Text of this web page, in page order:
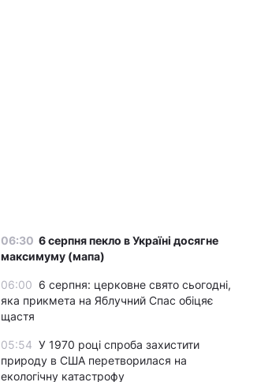
06:30 6 серпня пекло в Україні досягне
максимуму (мапа)
06:00 6 серпня: церковне свято сьогодні,
яка прикмета на Яблучний Спас обіцяє
щастя
05:54 У 1970 році спроба захистити
природу в США перетворилася на
екологічну катастрофу